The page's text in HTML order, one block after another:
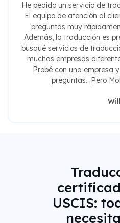
He pedido un servicio de
El equipo de atención al
preguntas muy
Además, la traducción es
busqué servicios de
muchas empresas
Probé con una empresa
preguntas. ¡Pero
Will
USCIS: